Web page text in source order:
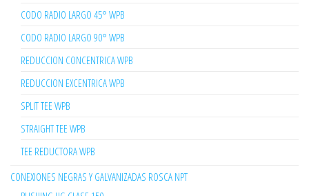
CODO RADIO LARGO 45° WPB
CODO RADIO LARGO 90° WPB
REDUCCION CONCENTRICA WPB
REDUCCION EXCENTRICA WPB
SPLIT TEE WPB
STRAIGHT TEE WPB
TEE REDUCTORA WPB
CONEXIONES NEGRAS Y GALVANIZADAS ROSCA NPT